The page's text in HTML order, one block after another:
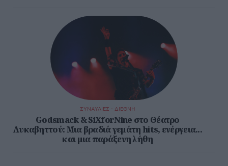
ΣΥΝΑΥΛΙΕΣ - ΔΙΕΘΝΗ
Godsmack & SiXforNine στο Θέατρο
Λυκαβηττού: Μια βραδιά γεμάτη hits, ενέργεια...
και μια παράξενη λήθη